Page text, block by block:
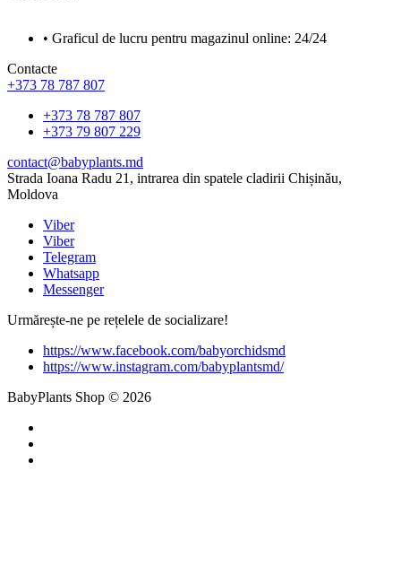
• Graficul de lucru pentru magazinul online: 24/24
Contacte
+373 78 787 807
+373 78 787 807
+373 79 807 229
contact@babyplants.md
Strada Ioana Radu 21, intrarea din spatele cladirii Chișinău,
Moldova
Viber
Viber
Telegram
Whatsapp
Messenger
Urmărește-ne pe rețelele de socializare!
https://www.facebook.com/babyorchidsmd
https://www.instagram.com/babyplantsmd/
BabyPlants Shop © 2026